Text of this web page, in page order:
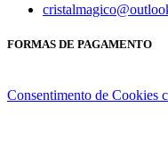
FORMAS DE PAGAMENTO
Consentimento de Cookies